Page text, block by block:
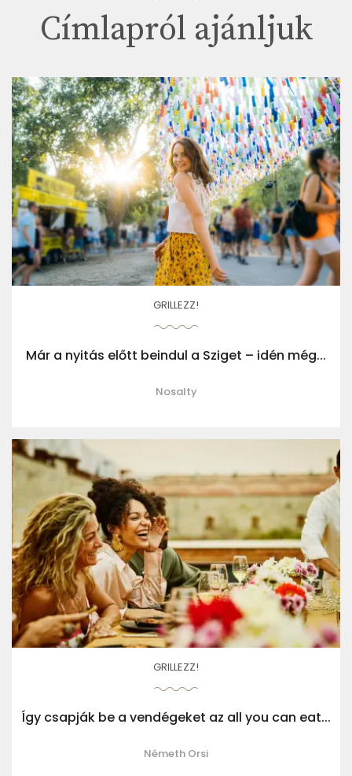
Címlapról ajánljuk
GRILLEZZ!
Már a nyitás előtt beindul a Sziget – idén még...
Nosalty
GRILLEZZ!
Így csapják be a vendégeket az all you can eat...
Németh Orsi